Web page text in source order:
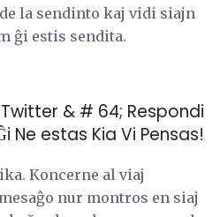
la sendinto kaj vidi siajn
ĝi estis sendita.
& # 64; Respondi
Ne estas Kia Vi Pensas!
Koncerne al viaj
nur montros en siaj